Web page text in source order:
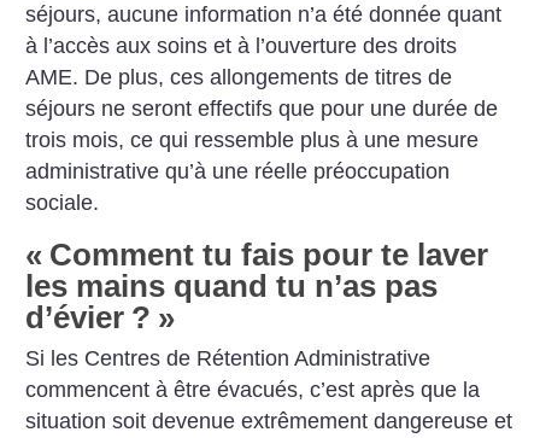
séjours, aucune information n’a été donnée quant
à l’accès aux soins et à l’ouverture des droits
AME. De plus, ces allongements de titres de
séjours ne seront effectifs que pour une durée de
trois mois, ce qui ressemble plus à une mesure
administrative qu’à une réelle préoccupation
sociale.
« Comment tu fais pour te laver
les mains quand tu n’as pas
d’évier ? »
Si les Centres de Rétention Administrative
commencent à être évacués, c’est après que la
situation soit devenue extrêmement dangereuse et